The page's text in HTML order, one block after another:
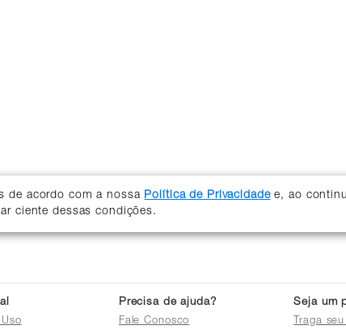
de acordo com a nossa Política de Privacidadee, ao
ciente dessas condições.
Precisa de ajuda?
Fale Conosco
Seja um
Traga